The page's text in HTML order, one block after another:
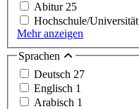
Abitur 25
Hochschule/Universität
Mehr anzeigen
Sprachen
Deutsch 27
Englisch 1
Arabisch 1